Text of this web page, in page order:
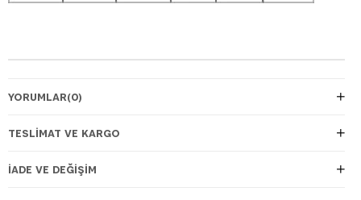
YORUMLAR(0)
TESLIMAT VE KARGO
İADE VE DEĞIŞIM